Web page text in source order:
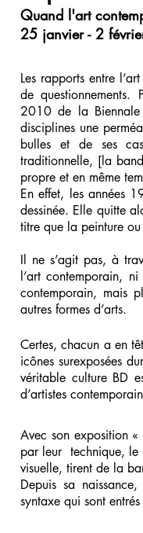
Quand l'art
25 janvier - 2
Les rapports entre
de questionnements.
2010 de la Biennale
disciplines une
bulles et de ses
traditionnelle, [la
propre et en même
En effet, les années
dessinée. Elle quitte
titre que la peinture
Il ne s’agit pas, à
l’art contemporain,
contemporain, mais
autres formes d’arts.
Certes, chacun a en
icônes surexposées
véritable culture BD
d’artistes
Avec son exposition
par leur technique, le
visuelle, tirent de la
Depuis sa
syntaxe qui sont